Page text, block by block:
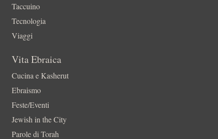
Taccuino
Tecnologia
Viaggi
Vita Ebraica
Cucina e Kasherut
Ebraismo
Feste/Eventi
Jewish in the City
Parole di Torah